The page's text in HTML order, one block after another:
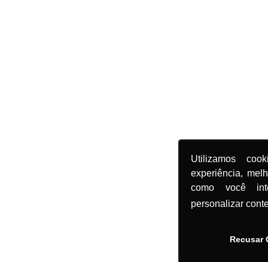
Utilizamos
experiência,
como você
personalizar
Recusar